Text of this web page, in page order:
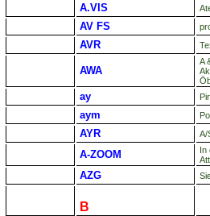
A.VIS
AV FS
AVR
AWA
A
ay
aym
AYR A/
A-ZOOM
In
AZG
B